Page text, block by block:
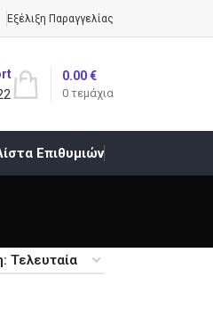
Εξέλιξη Παραγγελίας
0 τεμάχια
0.00€
Επιθυμιών